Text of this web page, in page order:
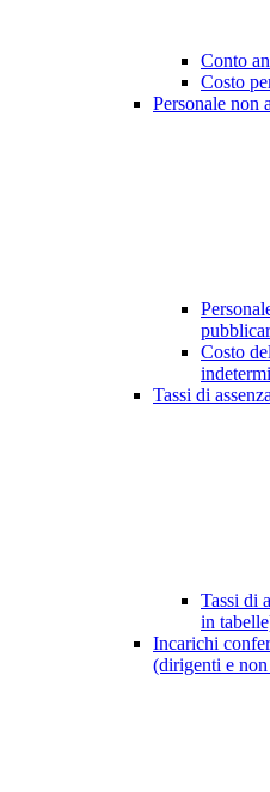
Conto
Costo
Personale non
Costo
Tassi di assenza
Tassi di
in
Incarichi
(dirigenti e